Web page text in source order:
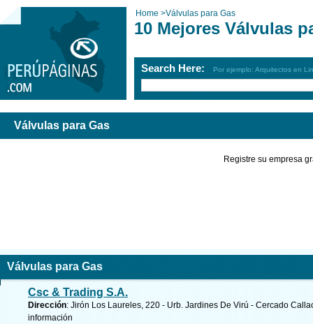
Home >Válvulas para Gas
10 Mejores Válvulas
Search Here: Por ejemplo: Arquitectos en
Válvulas para Gas
Registre su empresa
Válvulas para Gas
Csc & Trading S.A.
Dirección: Jirón Los Laureles, 220 - Urb. Jardines De Virú - Cercado
información